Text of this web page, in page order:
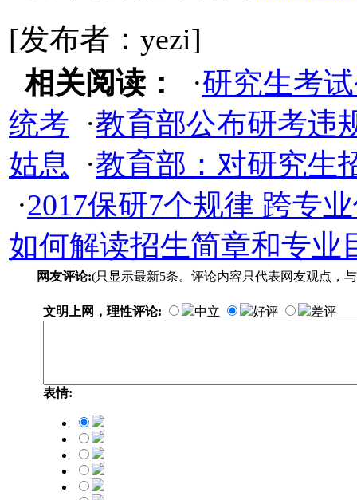
[发布者：yezi]
相关阅读：
·研究生考
统考 ·教育部公布研考违
姑息
·教育部：对研究生
·2017保研7个规律 跨专
如何解读招生简章和专业
网友评论:(只显示最新5条。评论内容只代表网友观点，
文明上网，理性评论: 中立 好评 差评
表情: